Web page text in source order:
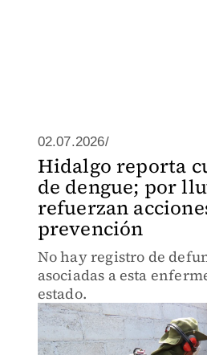
02.07.2026/
Hidalgo reporta
de dengue; por
refuerzan
prevención
No hay registro de
asociadas a esta
estado.